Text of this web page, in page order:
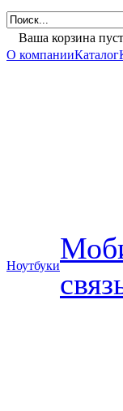
Ваша корзина
О компанииКаталог
Ноутбуки